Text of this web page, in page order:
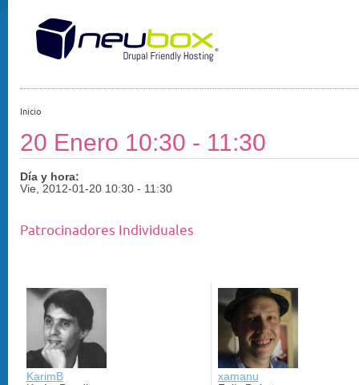
Inicio
20 Enero 10:30 - 11:30
Día y hora:
Vie, 2012-01-20 10:30 - 11:30
Patrocinadores Individuales
KarimB
xamanu